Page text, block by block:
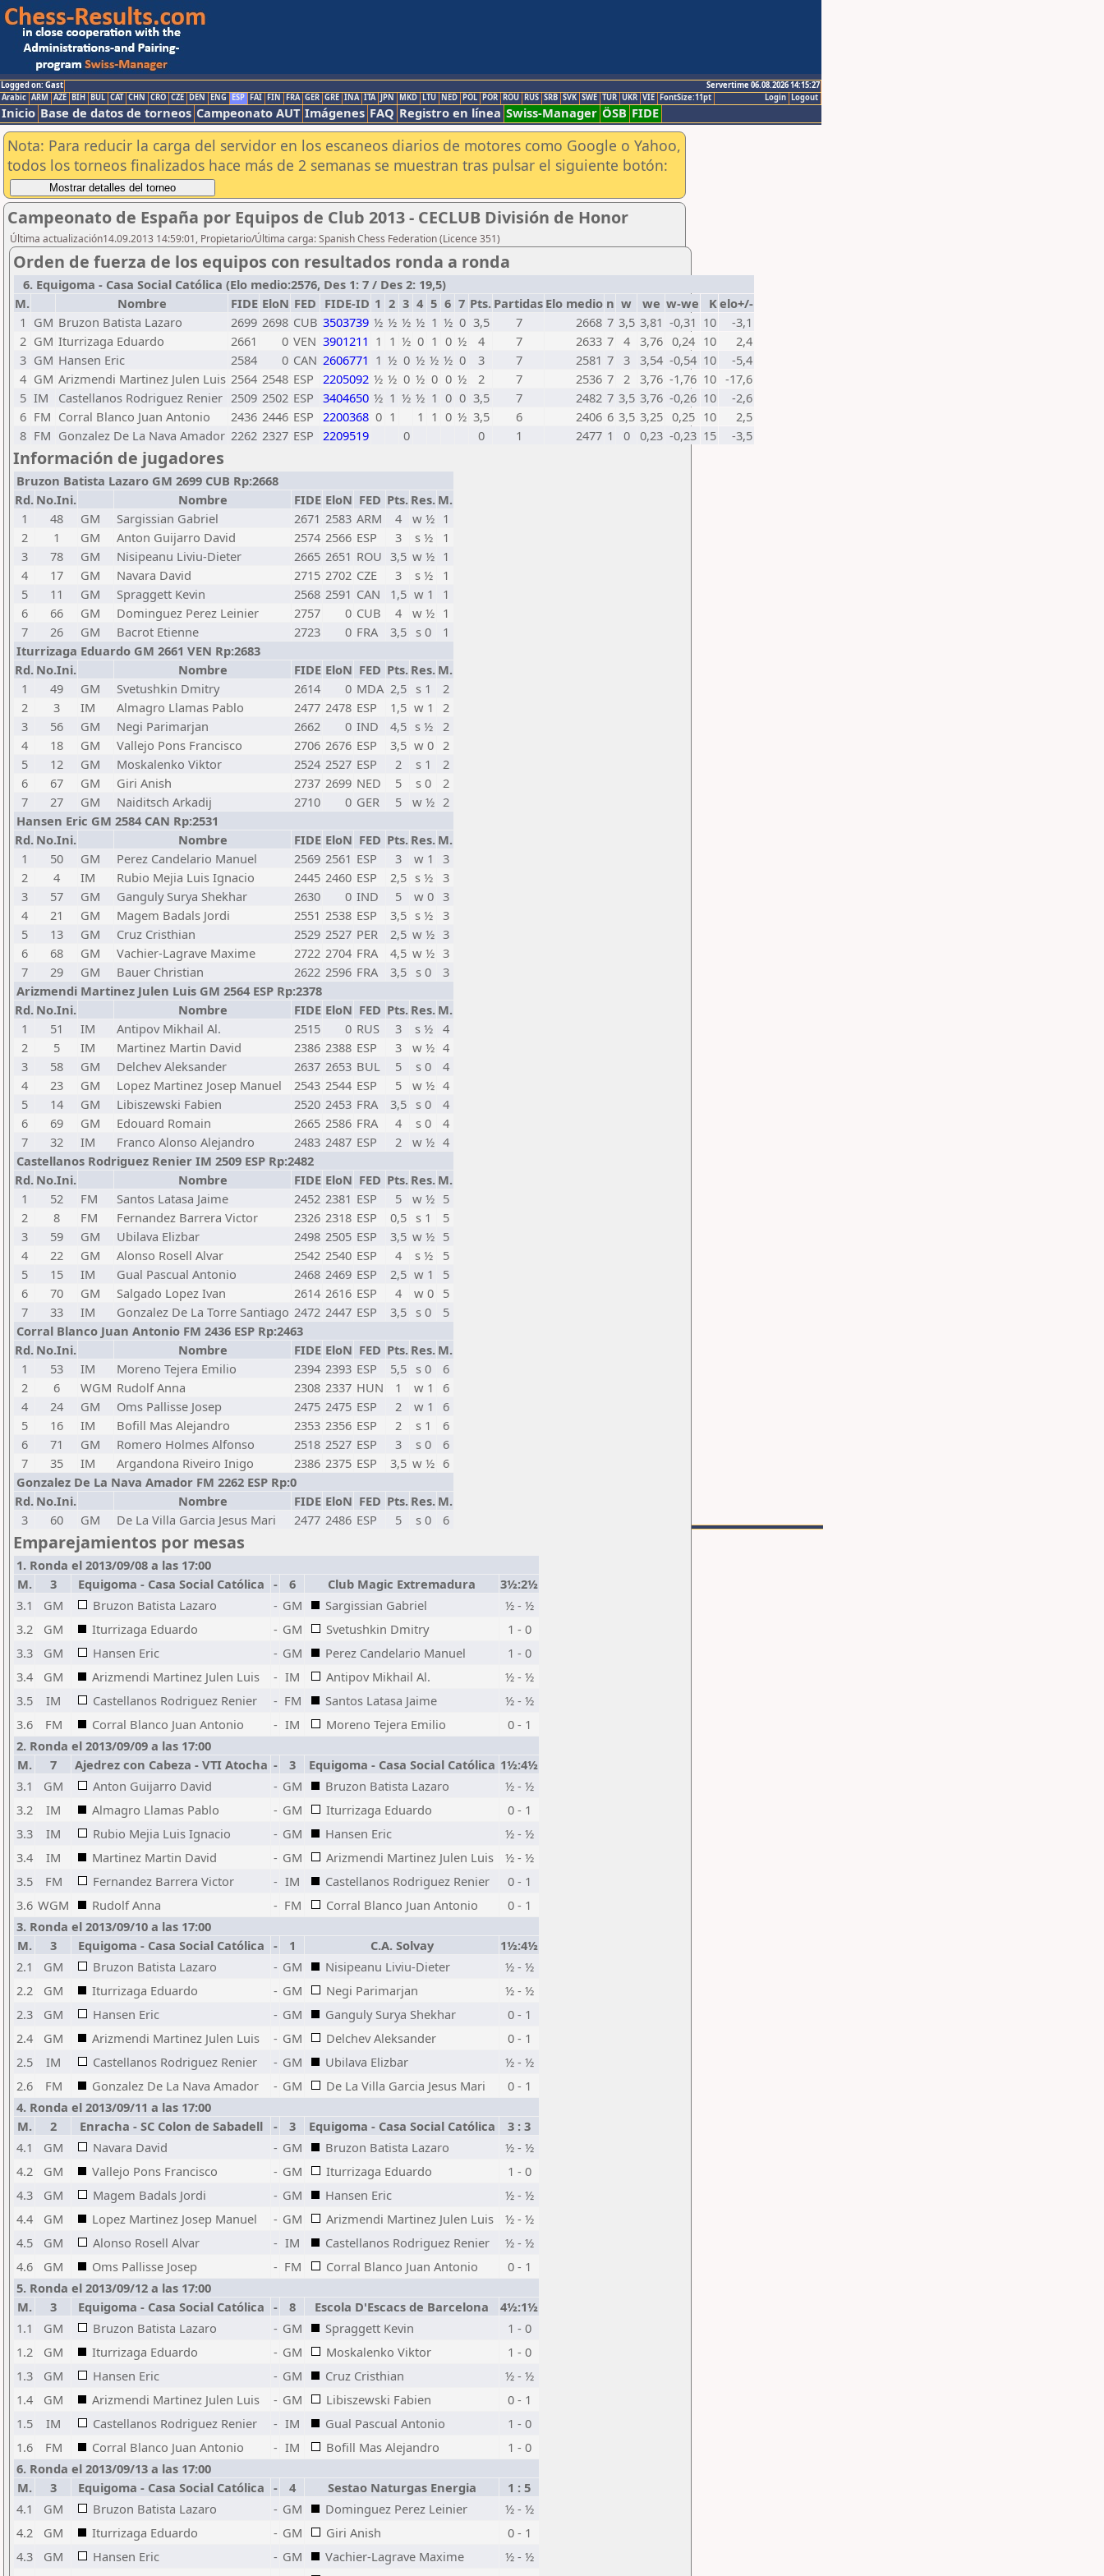
Logged on: Gast
Servertime 06.08.2026 14:15:27
Logout
Login
Arabic ARM AZE BIH BUL CAT CHN CRO CZE DEN ENG ESP FAI FIN FRA GER GRE INA ITA JPN MKD LTU NED POL POR ROU RUS SRB SVK SWE TUR UKR VIE FontSize:11pt
Inicio Base de datos de torneos Campeonato AUT Imágenes FAQ Registro en línea Swiss-Manager ÖSB FIDE
Nota: Para reducir la carga del servidor en los escaneos diarios de motores como Google o Yahoo,
todos los torneos finalizados hace más de 2 semanas se muestran tras pulsar el siguiente botón:
Campeonato de España por Equipos de Club 2013 - CECLUB División de Honor
Última actualización14.09.2013 14:59:01, Propietario/Última carga: Spanish Chess Federation (Licence 351)
Orden de fuerza de los equipos con resultados ronda a ronda
6. Equigoma - Casa Social Católica (Elo medio:2576, Des 1: 7 / Des 2: 19,5)
M.
Nombre FIDE EloN FED FIDE-ID 1 2 3 4 5 6 7 Pts. Partidas Elo medio n w we w-we Kelo+/-
1 GM Bruzon Batista Lazaro 2699 2698 CUB 3503739 ½ ½ ½ ½ 1 ½ 0 3,5 7 2668 7 3,5 3,81 -0,31 10
-3,1
2 GM Iturrizaga Eduardo 2661 0 VEN 3901211 1 1 ½ 0 1 0 ½ 4 7 2633 7 4 3,76 0,24 10
2,4
3 GM Hansen Eric 2584 0 CAN 2606771 1 ½ 0 ½ ½ ½ 0 3 7 2581 7 3 3,54 -0,54 10
-5,4
4 GM Arizmendi Martinez Julen Luis 2564 2548 ESP 2205092 ½ ½ 0 ½ 0 0 ½ 2 7 2536 7 2 3,76 -1,76 10 -17,6
5 IM Castellanos Rodriguez Renier 2509 2502 ESP 3404650 ½ 1 ½ ½ 1 0 0 3,5 7 2482 7 3,5 3,76 -0,26 10
-2,6
6 FM Corral Blanco Juan Antonio 2436 2446 ESP 2200368 0 1 1 1 0 ½ 3,5 6 2406 6 3,5 3,25 0,25 10
2,5
8 FM Gonzalez De La Nava Amador 2262 2327 ESP 2209519 0 0 1 2477 1 0 0,23 -0,23 15 -3,5
Información de jugadores
Bruzon Batista Lazaro GM 2699 CUB Rp:2668
Rd. No.Ini. Nombre FIDE EloN FED Pts. Res. M.
1
48 GM Sargissian Gabriel 2671 2583 ARM 4 w ½ 1
2
1 GM Anton Guijarro David 2574 2566 ESP 3 s ½
1
3
78 GM Nisipeanu Liviu-Dieter 2665 2651 ROU 3,5 w ½ 1
4
17 GM Navara David 2715 2702 CZE 3 s ½
1
5
11 GM Spraggett Kevin 2568 2591 CAN 1,5 w 1
1
6
66 GM Dominguez Perez Leinier 2757 0 CUB 4 w ½ 1
7
26 GM Bacrot Etienne 2723 0 FRA 3,5 s 0
1
Iturrizaga Eduardo GM 2661 VEN Rp:2683
Rd. No.Ini. Nombre FIDE EloN FED Pts. Res. M.
1
49 GM Svetushkin Dmitry 2614 0 MDA 2,5 s 1
2
2
3 IM Almagro Llamas Pablo 2477 2478 ESP 1,5 w 1
2
3
56 GM Negi Parimarjan 2662 0 IND 4,5 s ½
2
4
18 GM Vallejo Pons Francisco 2706 2676 ESP 3,5 w 0 2
5
12 GM Moskalenko Viktor 2524 2527 ESP 2 s 1
2
6
67 GM Giri Anish 2737 2699 NED 5 s 0
2
7
27 GM Naiditsch Arkadij 2710 0 GER 5 w ½ 2
Hansen Eric GM 2584 CAN Rp:2531
Rd. No.Ini. Nombre FIDE EloN FED Pts. Res. M.
1
50 GM Perez Candelario Manuel 2569 2561 ESP 3 w 1
3
2
4 IM Rubio Mejia Luis Ignacio 2445 2460 ESP 2,5 s ½
3
3
57 GM Ganguly Surya Shekhar 2630 0 IND 5 w 0 3
4
21 GM Magem Badals Jordi 2551 2538 ESP 3,5 s ½
3
5
13 GM Cruz Cristhian 2529 2527 PER 2,5 w ½ 3
6
68 GM Vachier-Lagrave Maxime 2722 2704 FRA 4,5 w ½ 3
7
29 GM Bauer Christian 2622 2596 FRA 3,5 s 0
3
Arizmendi Martinez Julen Luis GM 2564 ESP Rp:2378
Rd. No.Ini. Nombre FIDE EloN FED Pts. Res. M.
1
51 IM Antipov Mikhail Al. 2515 0 RUS 3 s ½
4
2
5 IM Martinez Martin David 2386 2388 ESP 3 w ½ 4
3
58 GM Delchev Aleksander 2637 2653 BUL 5 s 0
4
4
23 GM Lopez Martinez Josep Manuel 2543 2544 ESP 5 w ½ 4
5
14 GM Libiszewski Fabien 2520 2453 FRA 3,5 s 0
4
6
69 GM Edouard Romain 2665 2586 FRA 4 s 0
4
7
32 IM Franco Alonso Alejandro 2483 2487 ESP 2 w ½ 4
Castellanos Rodriguez Renier IM 2509 ESP Rp:2482
Rd. No.Ini. Nombre FIDE EloN FED Pts. Res. M.
1
52 FM Santos Latasa Jaime 2452 2381 ESP 5 w ½ 5
2
8 FM Fernandez Barrera Victor 2326 2318 ESP 0,5 s 1
5
3
59 GM Ubilava Elizbar 2498 2505 ESP 3,5 w ½ 5
4
22 GM Alonso Rosell Alvar 2542 2540 ESP 4 s ½
5
5
15 IM Gual Pascual Antonio 2468 2469 ESP 2,5 w 1
5
6
70 GM Salgado Lopez Ivan 2614 2616 ESP 4 w 0
5
7
33 IM Gonzalez De La Torre Santiago 2472 2447 ESP 3,5 s 0
5
Corral Blanco Juan Antonio FM 2436 ESP Rp:2463
Rd. No.Ini. Nombre FIDE EloN FED Pts. Res. M.
1
53 IM Moreno Tejera Emilio 2394 2393 ESP 5,5 s 0
6
2
6 WGM Rudolf Anna 2308 2337 HUN 1 w 1
6
4
24 GM Oms Pallisse Josep 2475 2475 ESP 2 w 1
6
5
16 IM Bofill Mas Alejandro 2353 2356 ESP 2 s 1
6
6
71 GM Romero Holmes Alfonso 2518 2527 ESP 3 s 0
6
7
35 IM Argandona Riveiro Inigo 2386 2375 ESP 3,5 w ½ 6
Gonzalez De La Nava Amador FM 2262 ESP Rp:0
Rd. No.Ini. Nombre FIDE EloN FED Pts. Res. M.
3
60 GM De La Villa Garcia Jesus Mari 2477 2486 ESP 5 s 0 6
Emparejamientos por mesas
1. Ronda el 2013/09/08 a las 17:00
M.
3 Equigoma - Casa Social Católica - 6 Club Magic Extremadura
3½:2½
3.1
GM Bruzon Batista Lazaro - GM Sargissian Gabriel
½ - ½
3.2
GM Iturrizaga Eduardo - GM Svetushkin Dmitry
1 - 0
3.3
GM Hansen Eric - GM Perez Candelario Manuel
1 - 0
3.4
GM Arizmendi Martinez Julen Luis - IM Antipov Mikhail Al.
½ - ½
3.5
IM Castellanos Rodriguez Renier - FM Santos Latasa Jaime
½ - ½
3.6
FM Corral Blanco Juan Antonio - IM Moreno Tejera Emilio
0 - 1
2. Ronda el 2013/09/09 a las 17:00
M.
7 Ajedrez con Cabeza - VTI Atocha - 3 Equigoma - Casa Social Católica 1½:4½
3.1
GM Anton Guijarro David - GM Bruzon Batista Lazaro
½ - ½
3.2
IM Almagro Llamas Pablo - GM Iturrizaga Eduardo
0 - 1
3.3
IM Rubio Mejia Luis Ignacio - GM Hansen Eric
½ - ½
3.4
IM Martinez Martin David - GM Arizmendi Martinez Julen Luis
½ - ½
3.5
FM Fernandez Barrera Victor - IM Castellanos Rodriguez Renier
0 - 1
3.6 WGM Rudolf Anna - FM Corral Blanco Juan Antonio
0 - 1
3. Ronda el 2013/09/10 a las 17:00
M.
3 Equigoma - Casa Social Católica - 1 C.A. Solvay
1½:4½
2.1
GM Bruzon Batista Lazaro - GM Nisipeanu Liviu-Dieter
½ - ½
2.2
GM Iturrizaga Eduardo - GM Negi Parimarjan
½ - ½
2.3
GM Hansen Eric - GM Ganguly Surya Shekhar
0 - 1
2.4
GM Arizmendi Martinez Julen Luis - GM Delchev Aleksander
0 - 1
2.5
IM Castellanos Rodriguez Renier - GM Ubilava Elizbar
½ - ½
2.6
FM Gonzalez De La Nava Amador - GM De La Villa Garcia Jesus Mari
0 - 1
4. Ronda el 2013/09/11 a las 17:00
M.
2 Enracha - SC Colon de Sabadell - 3 Equigoma - Casa Social Católica
3 : 3
4.1
GM Navara David - GM Bruzon Batista Lazaro
½ - ½
4.2
GM Vallejo Pons Francisco - GM Iturrizaga Eduardo
1 - 0
4.3
GM Magem Badals Jordi - GM Hansen Eric
½ - ½
4.4
GM Lopez Martinez Josep Manuel - GM Arizmendi Martinez Julen Luis
½ - ½
4.5
GM Alonso Rosell Alvar - IM Castellanos Rodriguez Renier
½ - ½
4.6
GM Oms Pallisse Josep - FM Corral Blanco Juan Antonio
0 - 1
5. Ronda el 2013/09/12 a las 17:00
M.
3 Equigoma - Casa Social Católica - 8 Escola D'Escacs de Barcelona
4½:1½
1.1
GM Bruzon Batista Lazaro - GM Spraggett Kevin
1 - 0
1.2
GM Iturrizaga Eduardo - GM Moskalenko Viktor
1 - 0
1.3
GM Hansen Eric - GM Cruz Cristhian
½ - ½
1.4
GM Arizmendi Martinez Julen Luis - GM Libiszewski Fabien
0 - 1
1.5
IM Castellanos Rodriguez Renier - IM Gual Pascual Antonio
1 - 0
1.6
FM Corral Blanco Juan Antonio - IM Bofill Mas Alejandro
1 - 0
6. Ronda el 2013/09/13 a las 17:00
M.
3 Equigoma - Casa Social Católica - 4 Sestao Naturgas Energia
1 : 5
4.1
GM Bruzon Batista Lazaro - GM Dominguez Perez Leinier
½ - ½
4.2
GM Iturrizaga Eduardo - GM Giri Anish
0 - 1
4.3
GM Hansen Eric - GM Vachier-Lagrave Maxime
½ - ½